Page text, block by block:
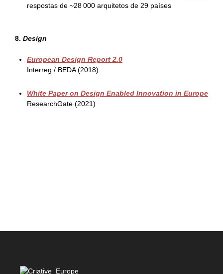
respostas de ~28 000 arquitetos de 29 países
8. Design
European Design Report 2.0
Interreg / BEDA (2018)
White Paper on Design Enabled Innovation in Europe
ResearchGate (2021)